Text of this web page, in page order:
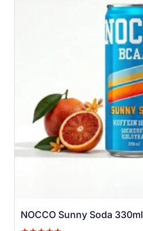
NOCCO Sunny Soda 330ml